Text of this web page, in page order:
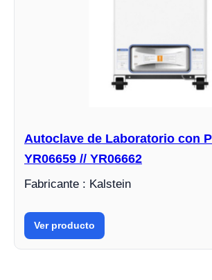
Autoclave de Laboratorio con
YR06659 // YR06662
Fabricante : Kalstein
Ver producto